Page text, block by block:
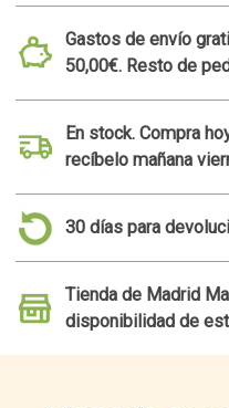
Gastos de envío
50,00€. Resto de
En stock. Compra
recíbelo mañana
30 días para
Tienda de Madrid
disponibilidad de